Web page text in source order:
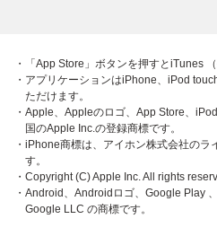
・「App Store」ボタンを押すとiTunes
・アプリケーションはiPhone、iPod
ただけます。
・Apple、Appleのロゴ、App Store、
国のApple Inc.の登録商標です。
・iPhone商標は、アイホン株式会社のラ
す。
・Copyright (C) Apple Inc. All rights
・Android、Androidロゴ、Google Play
Google LLC の商標です。